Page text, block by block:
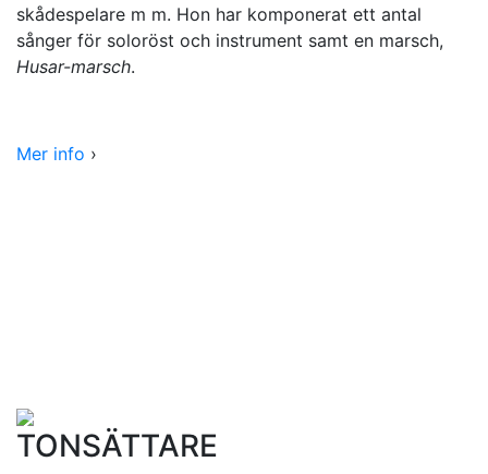
skådespelare m m. Hon har komponerat ett antal
sånger för soloröst och instrument samt en marsch,
Husar-marsch.
Mer info ›
TONSÄTTARE